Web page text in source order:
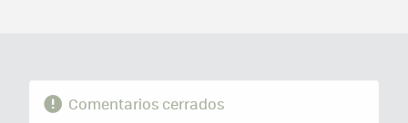
Comentarios cerrados